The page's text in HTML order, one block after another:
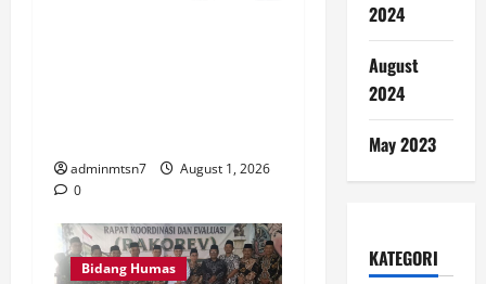
adminmtsn7
August 1, 2026
0
Bidang Humas
2024
August
2024
May 2023
KATEGORI